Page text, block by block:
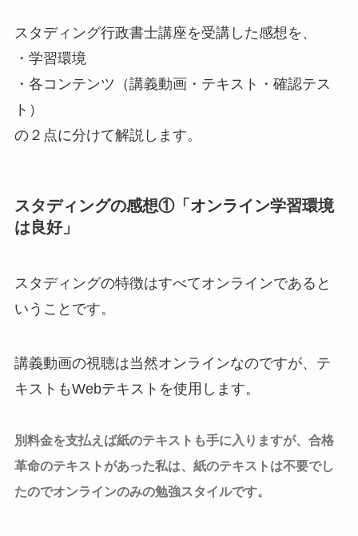
スタディング行政書士講座を受講した感想を、
・学習環境
・各コンテンツ（講義動画・テキスト・確認テス
ト）
の２点に分けて解説します。
スタディングの感想①「オンライン学習環境
は良好」
スタディングの特徴はすべてオンラインであると
いうことです。
講義動画の視聴は当然オンラインなのですが、テ
キストもWebテキストを使用します。
別料金を支払えば紙のテキストも手に入りますが、合格
革命のテキストがあった私は、紙のテキストは不要でし
たのでオンラインのみの勉強スタイルです。